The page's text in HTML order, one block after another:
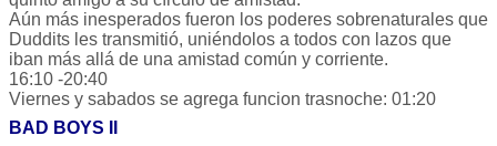
Aún más inesperados fueron los poderes sobrenaturales que
Duddits les transmitió, uniéndolos a todos con lazos que
iban más allá de una amistad común y corriente.
16:10 -20:40
Viernes y sabados se agrega funcion trasnoche: 01:20
BAD BOYS II